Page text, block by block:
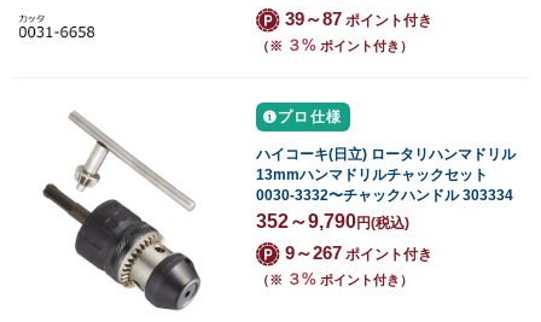
39～87 ポイント付き
（※ ３% ポイント付き）
プロ仕様
ハイコーキ(日立) ロータリハンマドリル
13mmハンマドリルチャックセット
0030-3332〜チャックハンドル 303334
352～9,790円(税込)
9～267 ポイント付き
（※ ３% ポイント付き）